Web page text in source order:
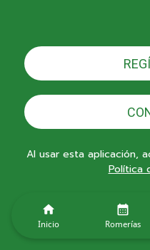
Al usar esta aplicación,
Política
Inicio Romerías